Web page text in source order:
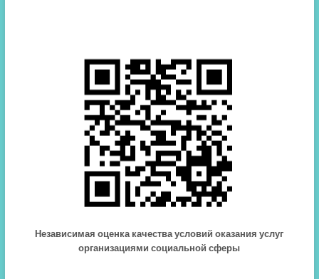
Независимая оценка качества условий оказания услуг
организациями социальной сферы